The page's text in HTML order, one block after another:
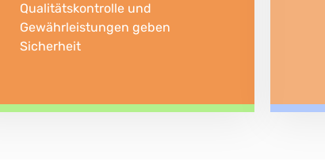
Qualitätskontrolle und
Gewährleistungen geben
Sicherheit